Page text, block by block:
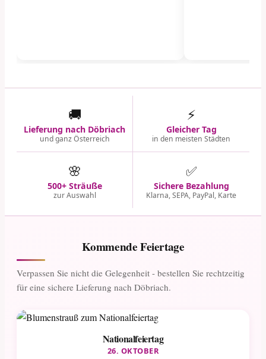
🚚
Lieferung nach Döbriach
und ganz Österreich
⚡
Gleicher Tag
in den meisten Städten
🌸
500+ Sträuße
zur Auswahl
✅
Sichere Bezahlung
Klarna, SEPA, PayPal, Karte
Kommende Feiertage
Verpassen Sie nicht die Gelegenheit - bestellen Sie rechtzeitig
für eine sichere Lieferung nach Döbriach.
Nationalfeiertag
26. OKTOBER